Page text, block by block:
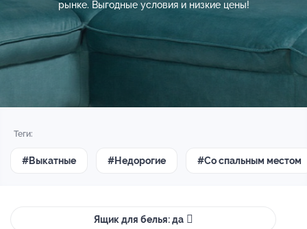
рынке. Выгодные условия и низкие цены!
Теги:
#Выкатные #Недорогие #Со спальным местом
Ящик для белья: да